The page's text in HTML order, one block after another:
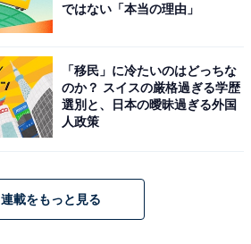
ではない「本当の理由」
「移民」に冷たいのはどっちな
のか？ スイスの厳格過ぎる学歴
選別と、日本の曖昧過ぎる外国
人政策
連載をもっと見る